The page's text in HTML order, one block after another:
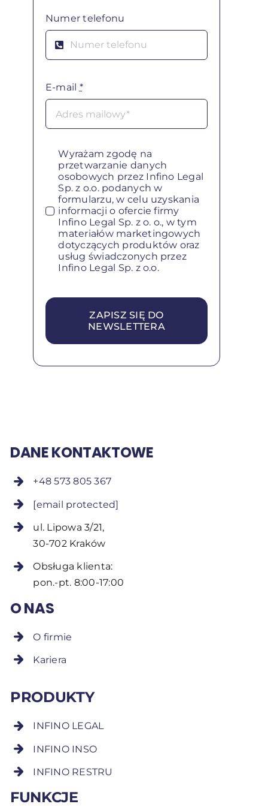
Numer telefonu
E-mail *
Wyrażam zgodę na
przetwarzanie danych
osobowych przez Infino Legal
Sp. z o.o. podanych w
formularzu, w celu uzyskania
informacji o ofercie firmy
Infino Legal Sp. z o. o., w tym
materiałów marketingowych
dotyczących produktów oraz
usług świadczonych przez
Infino Legal Sp. z o.o.
ZAPISZ SIĘ DO
NEWSLETTERA
DANE KONTAKTOWE
+48 573 805 367
[email protected]
ul. Lipowa 3/21,
30-702 Kraków
Obsługa klienta:
pon.-pt. 8:00-17:00
O NAS
O firmie
Kariera
PRODUKTY
INFINO LEGAL
INFINO INSO
INFINO RESTRU
FUNKCJE